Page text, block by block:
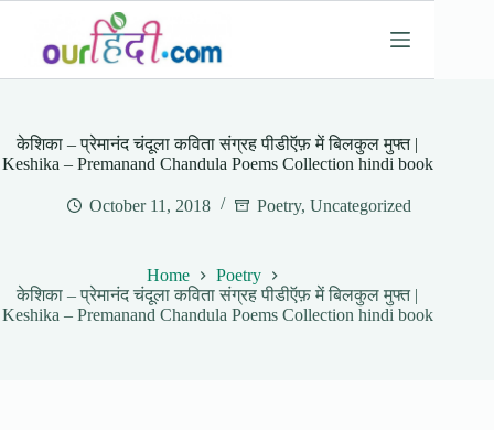
content
केशिका – प्रेमानंद चंदूला कविता संग्रह पीडीऍफ़ में बिलकुल मुफ्त |
Keshika – Premanand Chandula Poems Collection hindi book
October 11, 2018 Poetry,Uncategorized
Home
Poetry
केशिका – प्रेमानंद चंदूला कविता संग्रह पीडीऍफ़ में बिलकुल मुफ्त |
Keshika – Premanand Chandula Poems Collection hindi book